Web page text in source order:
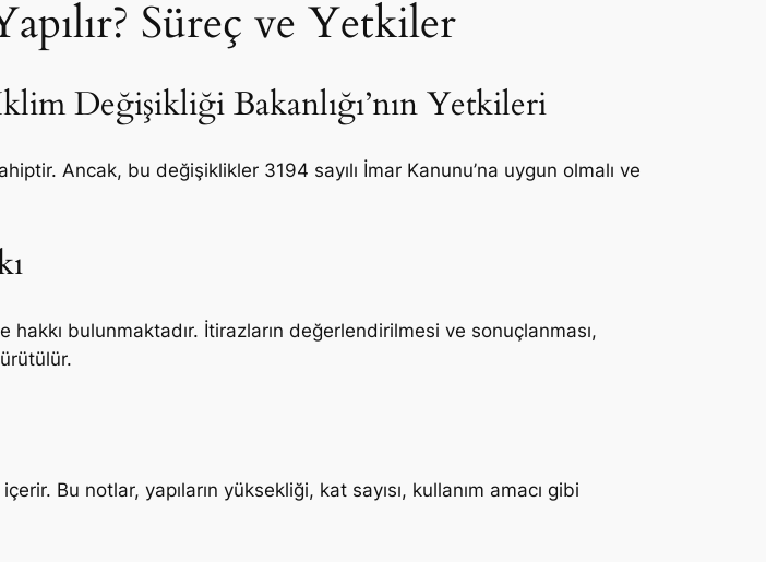
Süreç ve Yetkiler
Değişikliği Bakanlığı’nın Yetkileri
Ancak, bu değişiklikler 3194 sayılı İmar Kanunu’na uygun olmalı ve
hakkı bulunmaktadır. İtirazların değerlendirilmesi ve sonuçlanması,
Bu notlar, yapıların yüksekliği, kat sayısı, kullanım amacı gibi